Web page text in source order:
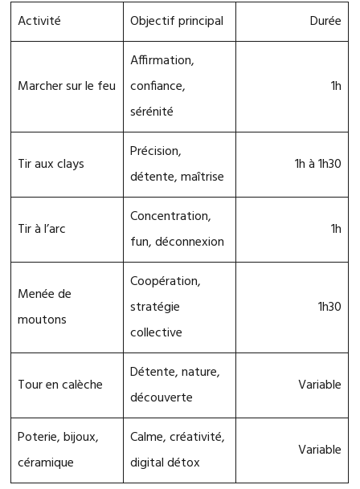
Activité Objectif principal Durée
Marcher sur le feu
Affirmation,
confiance,
sérénité
1h
Tir aux clays
Précision,
détente, maîtrise
1h à 1h30
Tir à l’arc
Concentration,
fun, déconnexion
1h
Menée de
moutons
Coopération,
stratégie
collective
1h30
Tour en calèche
Détente, nature,
découverte
Variable
Poterie, bijoux,
céramique
Calme, créativité,
digital détox
Variable